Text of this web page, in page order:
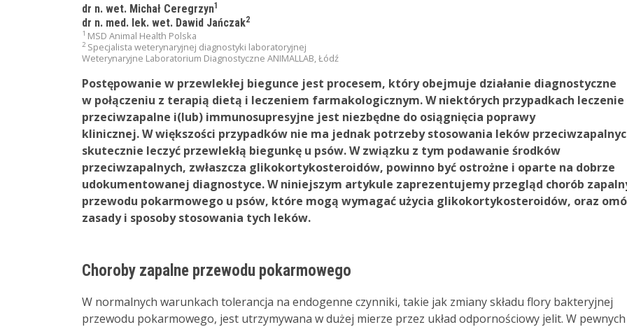
dr n. wet. Michał Ceregrzyn1
dr n. med. lek. wet. Dawid Jańczak2
1 MSD Animal Health Polska
2 Specjalista weterynaryjnej diagnostyki laboratoryjnej
Weterynaryjne Laboratorium Diagnostyczne ANIMALLAB, Łódź
Postępowanie w przewlekłej biegunce jest procesem, który obejmuje działanie diagnostyczne
w połączeniu z terapią dietą i leczeniem farmakologicznym. W niektórych przypadkach leczenie
przeciwzapalne i(lub) immunosupresyjne jest niezbędne do osiągnięcia poprawy
klinicznej. W większości przypadków nie ma jednak potrzeby stosowania leków
skutecznie leczyć przewlekłą biegunkę u psów. W związku z tym podawanie środków
przeciwzapalnych, zwłaszcza glikokortykosteroidów, powinno być ostrożne i oparte na dobrze
udokumentowanej diagnostyce. W niniejszym artykule zaprezentujemy przegląd chorób
przewodu pokarmowego u psów, które mogą wymagać użycia glikokortykosteroidów, oraz
zasady i sposoby stosowania tych leków.
Choroby zapalne przewodu pokarmowego
W normalnych warunkach tolerancja na endogenne czynniki, takie jak zmiany składu flory bakteryjnej
przewodu pokarmowego, jest utrzymywana w dużej mierze przez układ odpornościowy jelit. W pewnych